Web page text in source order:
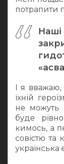
потрапити
І я
їхній
не можуть
буде
кимось, а
совістю та
українська